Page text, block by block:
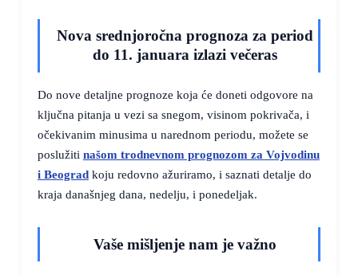
Nova srednjoročna prognoza za period
do 11. januara izlazi večeras
Do nove detaljne prognoze koja će doneti odgovore na
ključna pitanja u vezi sa snegom, visinom pokrivača, i
očekivanim minusima u narednom periodu, možete se
poslužiti našom trodnevnom prognozom za Vojvodinu
i Beogradkoju redovno ažuriramo, i saznati detalje do
kraja današnjeg dana, nedelju, i ponedeljak.
Vaše mišljenje nam je važno